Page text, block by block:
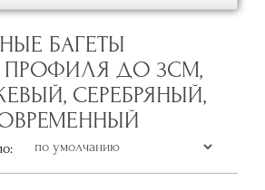
БАГЕТЫ
ДО 3СМ,
СЕРЕБРЯНЫЙ,